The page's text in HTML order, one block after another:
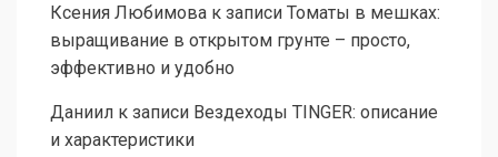
Ксения Любимова к записи Томаты в мешках:
выращивание в открытом грунте – просто,
эффективно и удобно
Даниил к записи Вездеходы TINGER: описание
и характеристики